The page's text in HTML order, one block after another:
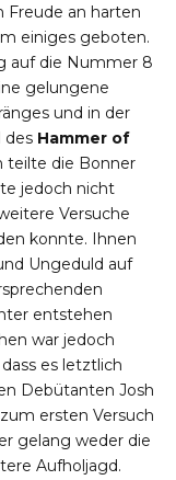
Freude an harten
einiges geboten.
auf die Nummer 8
gelungene
und in der
des Hammer of
teilte die Bonner
jedoch nicht
Versuche
konnte. Ihnen
Ungeduld auf
entstehen
war jedoch
es letztlich
Debütanten Josh
ersten Versuch
gelang weder die
Aufholjagd.